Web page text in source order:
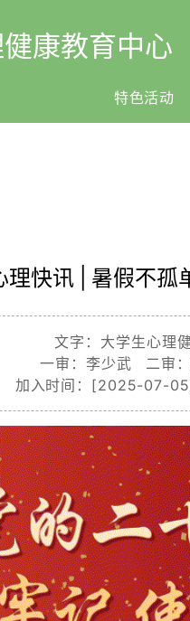
康教育中心
特色活动
理快讯 | 暑假不孤
文字：大学生心理
一审：李少武 二审
加入时间：[2025-07-